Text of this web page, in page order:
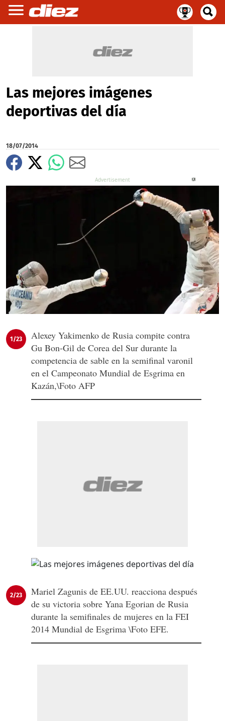
Las mejores imágenes
deportivas del día
18/07/2014
1/23
Alexey Yakimenko de Rusia compite contra
Gu Bon-Gil de Corea del Sur durante la
competencia de sable en la semifinal varonil
en el Campeonato Mundial de Esgrima en
Kazán,\Foto AFP
2/23
Mariel Zagunis de EE.UU. reacciona después
de su victoria sobre Yana Egorian de Rusia
durante la semifinales de mujeres en la FEI
2014 Mundial de Esgrima \Foto EFE.
X